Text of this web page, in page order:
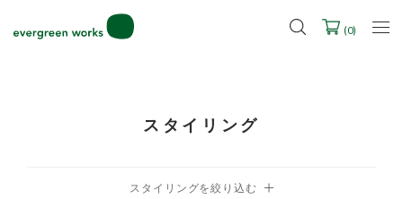
2027年ご入学用ランドセル受注会スケジュール
(0)
スタイリング